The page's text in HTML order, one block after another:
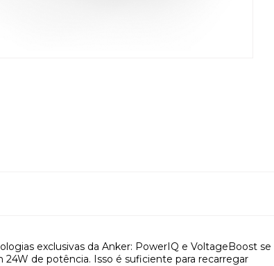
exclusivas da Anker: PowerIQ e VoltageBoost
de potência. Isso é suficiente para recarregar